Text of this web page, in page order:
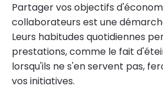
Partager vos objectifs
collaborateurs est une
Leurs habitudes quotidiennes
prestations, comme le fait
lorsqu'ils ne s'en servent pas,
vos initiatives.